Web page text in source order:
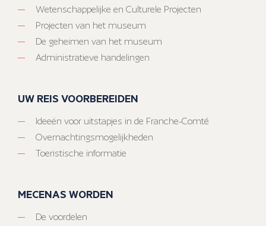
Wetenschappelijke en Culturele Projecten
Projecten van het museum
De geheimen van het museum
Administratieve handelingen
UW REIS VOORBEREIDEN
Ideeën voor uitstapjes in de Franche-Comté
Overnachtingsmogelijkheden
Toeristische informatie
MECENAS WORDEN
De voordelen